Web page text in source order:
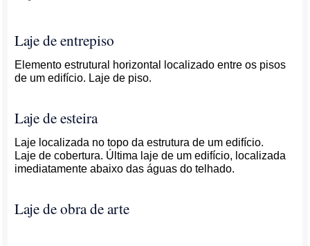
Laje de entrepiso
Elemento estrutural horizontal localizado entre os pisos
de um edifício. Laje de piso.
Laje de esteira
Laje localizada no topo da estrutura de um edifício.
Laje de cobertura. Última laje de um edifício, localizada
imediatamente abaixo das águas do telhado.
Laje de obra de arte